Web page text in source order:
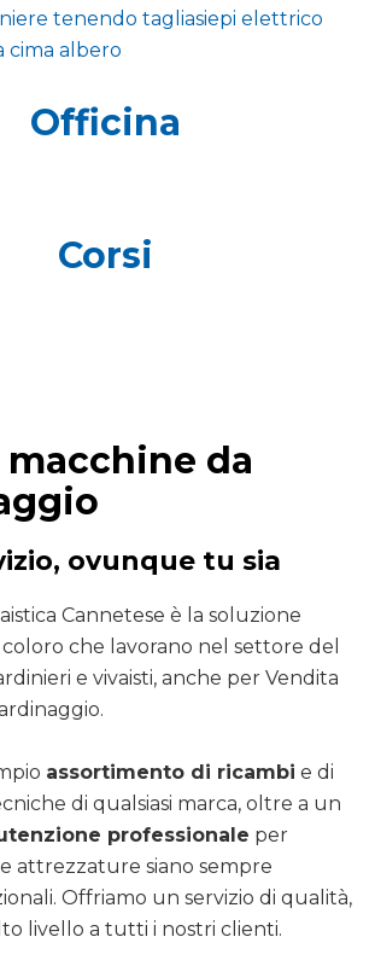
Officina
Corsi
da
ovunque tu sia
Cannetese è la soluzione
che lavorano nel settore del
e vivaisti, anche per Vendita
assortimento di ricambi e di
di qualsiasi marca, oltre a un
professionale per
attrezzature siano sempre
Offriamo un servizio di qualità,
livello a tutti i nostri clienti.